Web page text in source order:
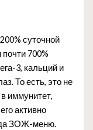
суточной
700%
3, кальций и
То есть, это не
иммунитет,
активно
ЗОЖ-меню.